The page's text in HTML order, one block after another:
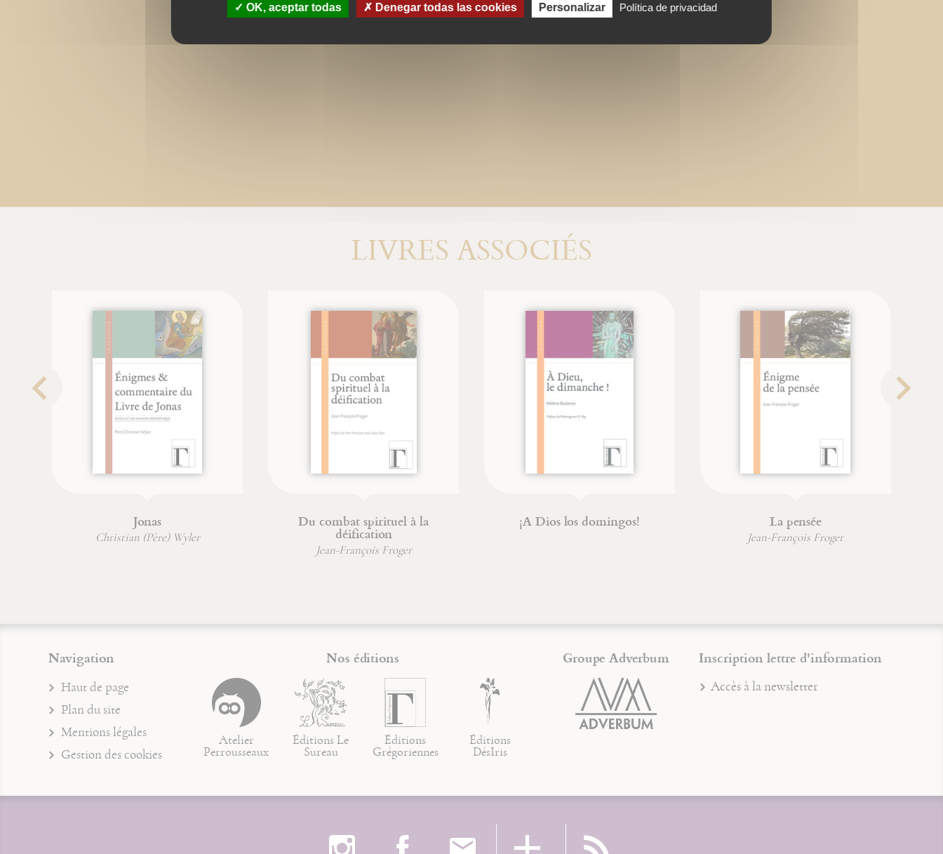
LIVRES ASSOCIÉS
Jonas
Christian (Père) Wyler
Du combat spirituel à la
déification
Jean-François Froger
¡A Dios los domingos! La pensée
Jean-François Froger
Navigation
Haut de page
Plan du site
Mentions légales
Gestion des cookies
Nos éditions
Atelier
Perrousseaux
Éditions Le
Sureau
Éditions
Grégoriennes
Éditions
DésIris
Groupe Adverbum Inscription lettre d'information
Accès à la newsletter
OK, aceptar todas Denegar todas las cookies Personalizar Política de privacidad